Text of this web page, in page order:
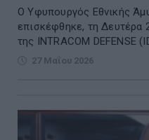
Ο Υφυπουργός Εθνικής
επισκέφθηκε, τη Δευτέρα
της INTRACOM DEFENSE
27 Μαΐου 2026